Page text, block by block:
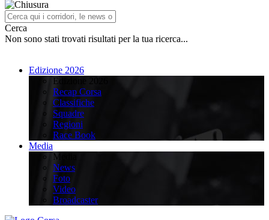
Cerca
Non sono stati trovati risultati per la tua ricerca...
Edizione 2026
Edizione 2026
Recap Corsa
Classifiche
Squadre
Regioni
Race Book
Media
Media
News
Foto
Video
Broadcaster